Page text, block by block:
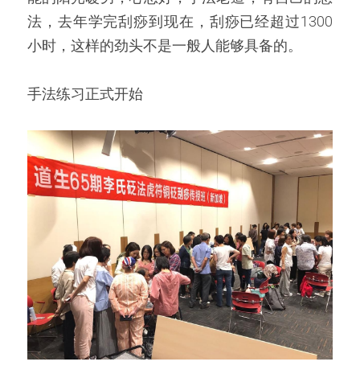
法，去年学完刮痧到现在，刮痧已经超过1300
小时，这样的劲头不是一般人能够具备的。
手法练习正式开始